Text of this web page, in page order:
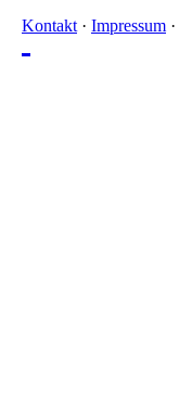
Kontakt · Impressum ·